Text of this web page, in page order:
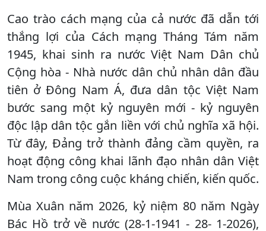
Cao trào cách mạng của cả nước đã dẫn tới
thắng lợi của Cách mạng Tháng Tám năm
1945, khai sinh ra nước Việt Nam Dân chủ
Cộng hòa - Nhà nước dân chủ nhân dân đầu
tiên ở Đông Nam Á, đưa dân tộc Việt Nam
bước sang một kỷ nguyên mới - kỷ nguyên
độc lập dân tộc gắn liền với chủ nghĩa xã hội.
Từ đây, Đảng trở thành đảng cầm quyền, ra
hoạt động công khai lãnh đạo nhân dân Việt
Nam trong công cuộc kháng chiến, kiến quốc.
Mùa Xuân năm 2026, kỷ niệm 80 năm Ngày
Bác Hồ trở về nước (28-1-1941 - 28- 1-2026),